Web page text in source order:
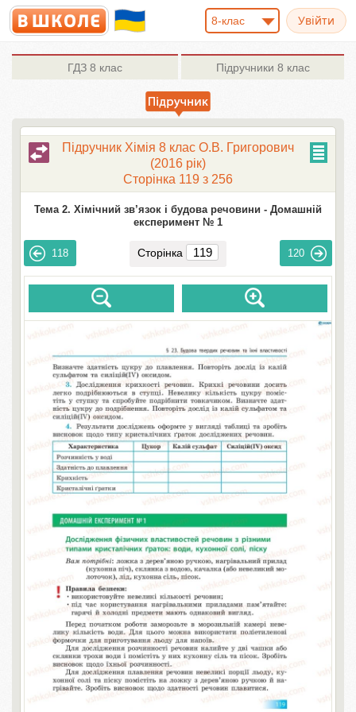
8-клас
ГДЗ 8 клас Підручники 8 клас
Підручник Хімія 8 клас О.В. Григорович
(2016 рік)
Сторінка 119 з 256
Тема 2. Хімічний зв’язок і будова речовини - Домашній
експеримент № 1
118 Сторінка 120